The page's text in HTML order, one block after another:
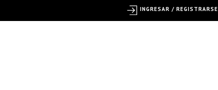
INGRESAR / REGISTRARSE